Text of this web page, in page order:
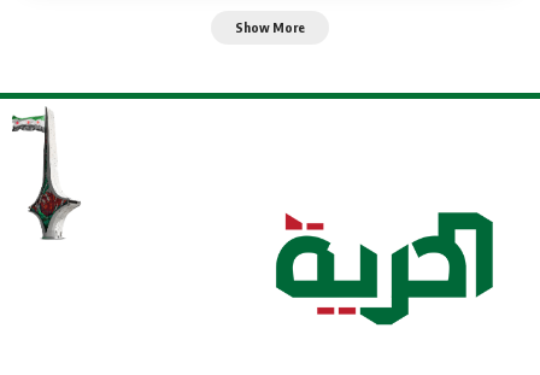
Show More